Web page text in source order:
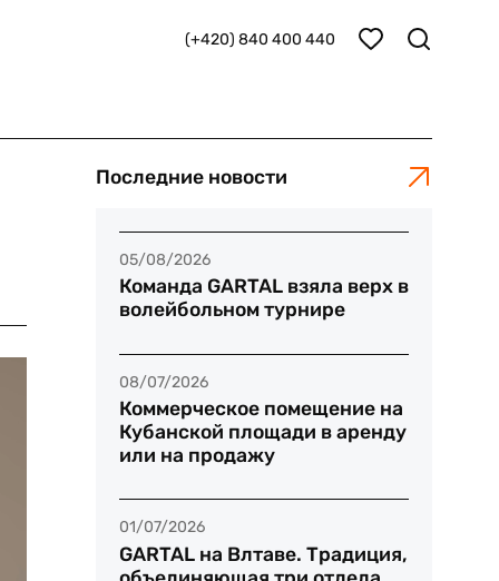
(+420) 840 400 440
Последние новости
05/08/2026
Команда GARTAL взяла верх в
волейбольном турнире
08/07/2026
Коммерческое помещение на
Кубанской площади в аренду
или на продажу
01/07/2026
GARTAL на Влтаве. Традиция,